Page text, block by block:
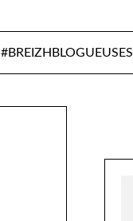
#BREIZHBLOGUEUSES